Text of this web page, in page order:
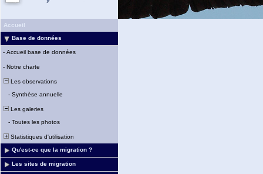
Accueil
Base de données
- Accueil base de données
- Notre charte
Les observations
- Synthèse annuelle
Les galeries
- Toutes les photos
Statistiques d'utilisation
Qu'est-ce que la migration ?
Les sites de migration